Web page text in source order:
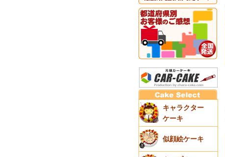
キャラクター
ケーキ
似顔絵ケーキ